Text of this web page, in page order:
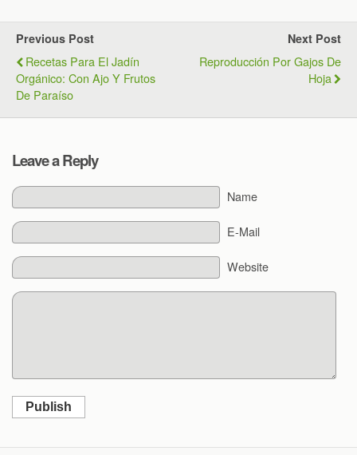
Previous Post
Recetas Para El Jadín
Orgánico: Con Ajo Y Frutos
De Paraíso
Next Post
Reproducción Por Gajos De
Hoja
Leave a Reply
Name
E-Mail
Website
Publish